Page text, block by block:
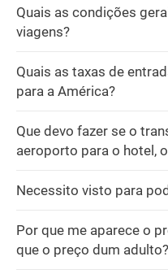
Quais as condições
viagens?
Quais as taxas de
para a América?
Que devo fazer se o
aeroporto para o hotel,
Necessito visto para
Por que me aparece o
que o preço dum adulto?